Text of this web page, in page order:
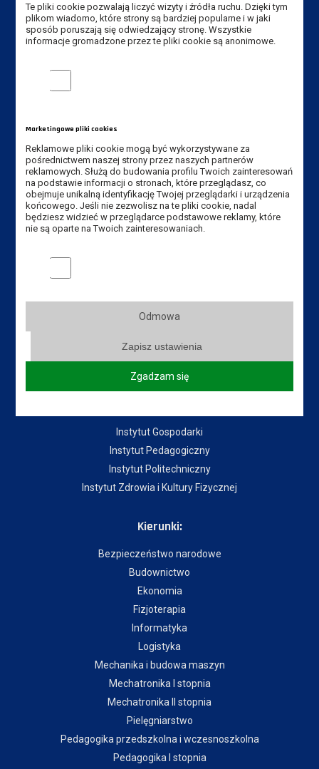
Instytut Pedagogiczny
Akademia Nauk Stosowanych
Tel. rekrutacja: +48 65 525 01 12
E-mail Instytut:sekretariat-ipe@ansleszno.pl
E-mail rekrutacja:rekrutacja@ansleszno.pl
Przydatne linki:
Mapa Kampusu
Dział IT
Instytut Gospodarki
Instytut Pedagogiczny
Instytut Politechniczny
Instytut Zdrowia i Kultury Fizycznej
Kierunki:
Bezpieczeństwo narodowe
Budownictwo
Ekonomia
Fizjoterapia
Informatyka
Logistyka
Mechanika i budowa maszyn
Mechatronika I stopnia
Mechatronika II stopnia
Pielęgniarstwo
Pedagogika przedszkolna i wczesnoszkolna
Pedagogika I stopnia
Te pliki cookie pozwalają liczyć wizyty i źródła ruchu. Dzięki tym
plikom wiadomo, które strony są bardziej popularne i w jaki
sposób poruszają się odwiedzający stronę. Wszystkie
informacje gromadzone przez te pliki cookie są anonimowe.
Analityczne pliki cookie
Marketingowe pliki cookies
Reklamowe pliki cookie mogą być wykorzystywane za
pośrednictwem naszej strony przez naszych partnerów
reklamowych. Służą do budowania profilu Twoich zainteresowań
na podstawie informacji o stronach, które przeglądasz, co
obejmuje unikalną identyfikację Twojej przeglądarki i urządzenia
końcowego. Jeśli nie zezwolisz na te pliki cookie, nadal
będziesz widzieć w przeglądarce podstawowe reklamy, które
nie są oparte na Twoich zainteresowaniach.
Marketingowe pliki cookies
Odmowa
Zapisz ustawienia
Zgadzam się